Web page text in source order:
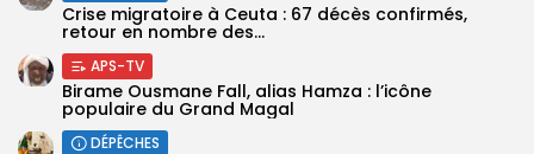
Crise migratoire à Ceuta : 67 décès confirmés,
retour en nombre des...
APS-TV
Birame Ousmane Fall, alias Hamza : l’icône
populaire du Grand Magal
DÉPÊCHES